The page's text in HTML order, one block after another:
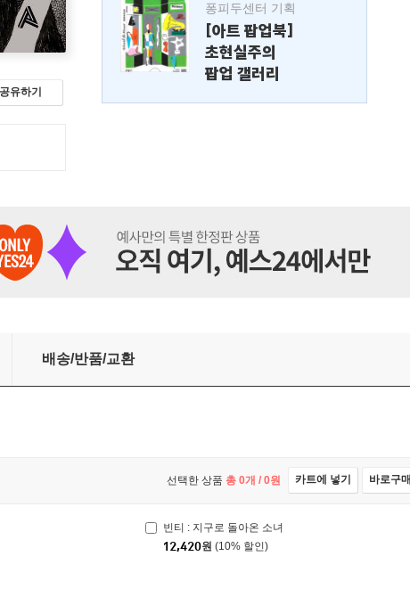
공유하기
퐁피두센터 기획
[아트 팝업북]
초현실주의
팝업 갤러리
배송/반품/교환
선택한 상품 총 0개 / 0원 카트에 넣기 바로구
빈티 : 지구로 돌아온 소녀
12,420원 (10% 할인)